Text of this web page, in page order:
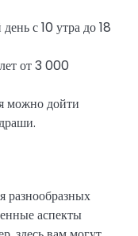
с 10 утра до 18
от 3 000
можно дойти
разнообразных
аспекты